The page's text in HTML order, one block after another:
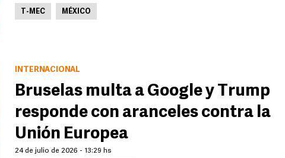
T-MEC MÉXICO
INTERNACIONAL
Bruselas multa a Google y Trump
responde con aranceles contra la
Unión Europea
24 de julio de 2026 - 13:29 hs